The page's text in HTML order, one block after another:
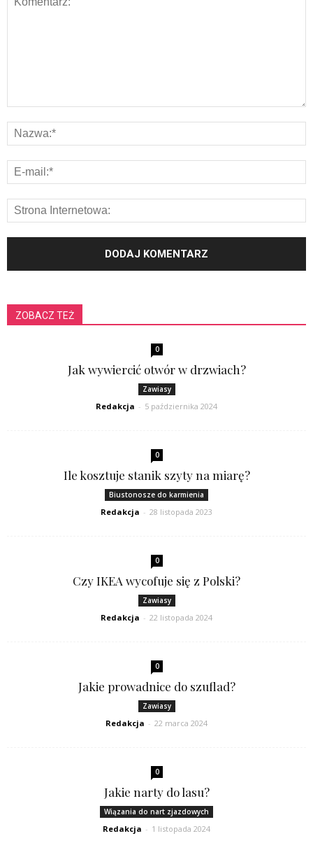
ZOBACZ TEŻ
0
Jak wywiercić otwór w drzwiach?
Zawiasy
Redakcja - 5 października 2024
0
Ile kosztuje stanik szyty na miarę?
Biustonosze do karmienia
Redakcja - 28 listopada 2023
0
Czy IKEA wycofuje się z Polski?
Zawiasy
Redakcja - 22 listopada 2024
0
Jakie prowadnice do szuflad?
Zawiasy
Redakcja - 22 marca 2024
0
Jakie narty do lasu?
Wiązania do nart zjazdowych
Redakcja - 1 listopada 2024